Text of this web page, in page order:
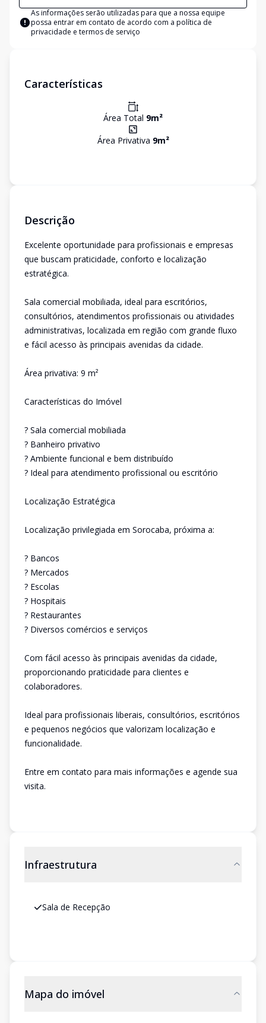
As informações serão utilizadas para que a nossa equipe
possa entrar em contato de acordo com a política de
privacidade e termos de serviço
Características
Área Total 9m²
Área Privativa 9m²
Descrição
Excelente oportunidade para profissionais e empresas
que buscam praticidade, conforto e localização
estratégica.
Sala comercial mobiliada, ideal para escritórios,
consultórios, atendimentos profissionais ou atividades
administrativas, localizada em região com grande fluxo
e fácil acesso às principais avenidas da cidade.
Área privativa: 9 m²
Características do Imóvel
? Sala comercial mobiliada
? Banheiro privativo
? Ambiente funcional e bem distribuído
? Ideal para atendimento profissional ou escritório
Localização Estratégica
Localização privilegiada em Sorocaba, próxima a:
? Bancos
? Mercados
? Escolas
? Hospitais
? Restaurantes
? Diversos comércios e serviços
Com fácil acesso às principais avenidas da cidade,
proporcionando praticidade para clientes e
colaboradores.
Ideal para profissionais liberais, consultórios, escritórios
e pequenos negócios que valorizam localização e
funcionalidade.
Entre em contato para mais informações e agende sua
visita.
Infraestrutura
Sala de Recepção
Mapa do imóvel